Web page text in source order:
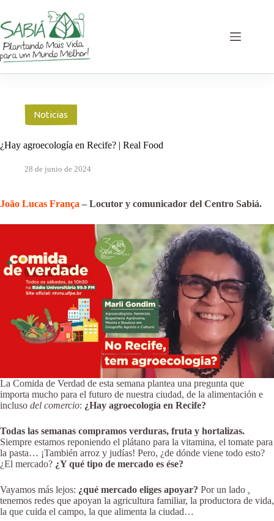
contenido
Noticias
¿Hay agroecología en Recife? | Real Food
28 de junio de 2024
João Lucas França – Locutor y comunicador del Centro Sabiá.
La Comida de Verdad de esta semana plantea una pregunta que
importa mucho para el futuro de nuestra ciudad, de la alimentación e
incluso del comercio: ¿Hay agroecología en Recife?
Todas las semanas compramos verduras, fruta y hortalizas.
Siempre estamos reponiendo el plátano para la vitamina, el tomate para
la pasta… ¡También arroz y judías! Pero, ¿de dónde viene todo esto?
¿El mercado? ¿Y qué tipo de mercado es ése?
Vayamos más lejos: ¿qué mercado eliges apoyar? Por un lado
tenemos redes que apoyan la agricultura familiar, la productora de vida,
la que cuida el campo, la que alimenta la ciudad…